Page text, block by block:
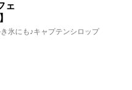
ェ
氷にも♪キャプテンシロップ